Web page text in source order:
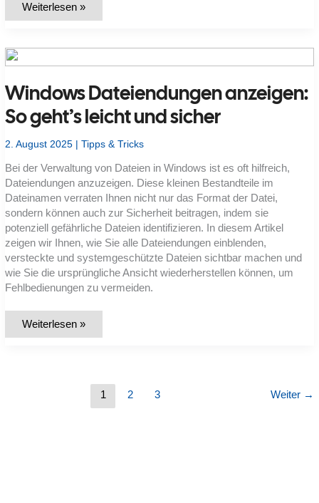
Windows
leicht
Weiterlesen »
Windows Dateiendungen anzeigen:
So geht’s leicht und sicher
2. August 2025 |Tipps & Tricks
Bei der Verwaltung von Dateien in Windows ist es oft hilfreich,
Dateiendungen anzuzeigen. Diese kleinen Bestandteile im
Dateinamen verraten Ihnen nicht nur das Format der Datei,
sondern können auch zur Sicherheit beitragen, indem sie
potenziell gefährliche Dateien identifizieren. In diesem Artikel
zeigen wir Ihnen, wie Sie alle Dateiendungen einblenden,
versteckte und systemgeschützte Dateien sichtbar machen und
wie Sie die ursprüngliche Ansicht wiederherstellen können, um
Fehlbedienungen zu vermeiden.
Windows
Weiterlesen »
1 2 3 Weiter →